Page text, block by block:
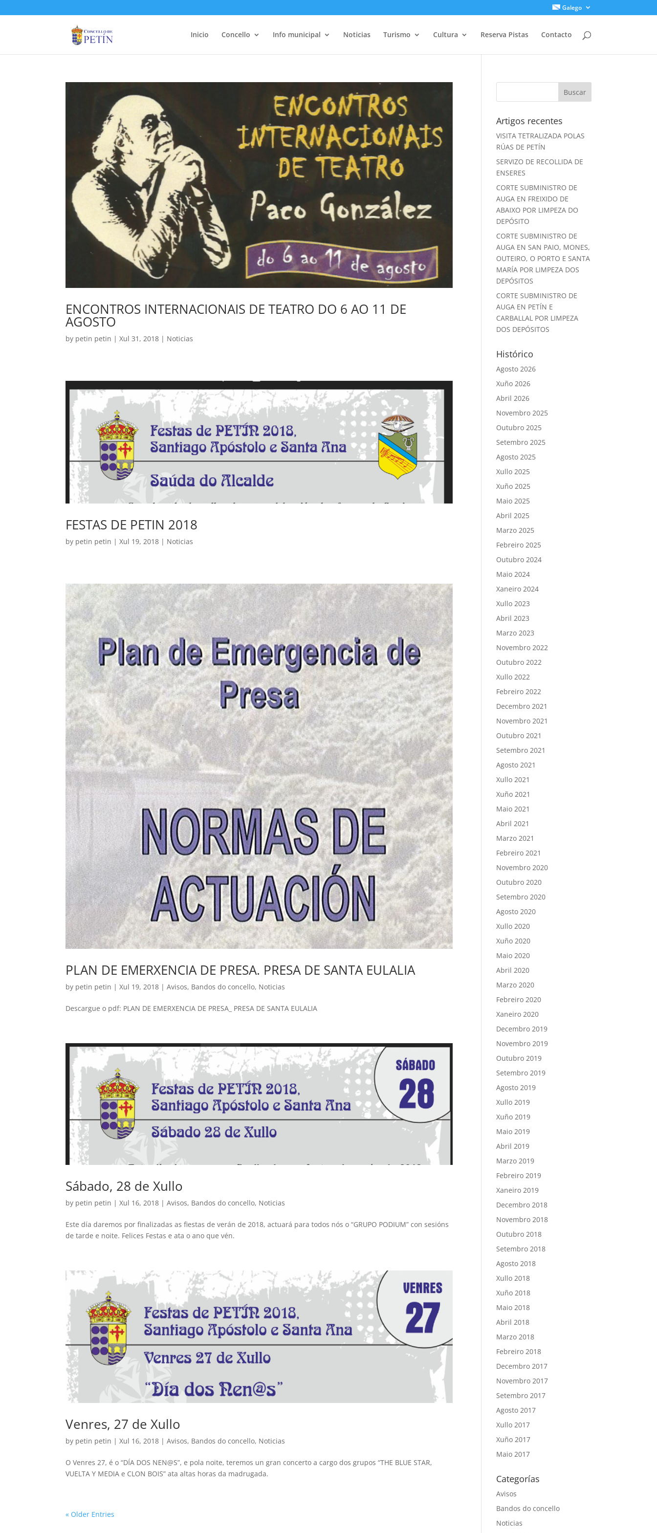
Galego
Inicio Concello Info municipal Noticias Turismo Cultura Reserva Pistas Contacto
ENCONTROS INTERNACIONAIS DE TEATRO DO 6 AO 11 DE
AGOSTO
by petin petin |Xul 31, 2018 | Noticias
FESTAS DE PETIN 2018
by petin petin |Xul 19, 2018 | Noticias
PLAN DE EMERXENCIA DE PRESA. PRESA DE SANTA EULALIA
by petin petin |Xul 19, 2018 |Avisos, Bandos do concello, Noticias
Descargue o pdf: PLAN DE EMERXENCIA DE PRESA_ PRESA DE SANTA EULALIA
Sábado, 28 de Xullo
by petin petin |Xul 16, 2018 |Avisos, Bandos do concello, Noticias
Este día daremos por finalizadas as fiestas de verán de 2018, actuará para todos nós o “GRUPO PODIUM” con sesións
de tarde e noite. Felices Festas e ata o ano que vén.
Venres, 27 de Xullo
by petin petin |Xul 16, 2018 |Avisos, Bandos do concello, Noticias
O Venres 27, é o “DÍA DOS NEN@S”, e pola noite, teremos un gran concerto a cargo dos grupos “THE BLUE STAR,
VUELTA Y MEDIA e CLON BOIS” ata altas horas da madrugada.
« Older Entries
Artigos recentes
VISITA TETRALIZADA POLAS
RÚAS DE PETÍN
SERVIZO DE RECOLLIDA DE
ENSERES
CORTE SUBMINISTRO DE
AUGA EN FREIXIDO DE
ABAIXO POR LIMPEZA DO
DEPÓSITO
CORTE SUBMINISTRO DE
AUGA EN SAN PAIO, MONES,
OUTEIRO, O PORTO E SANTA
MARÍA POR LIMPEZA DOS
DEPÓSITOS
CORTE SUBMINISTRO DE
AUGA EN PETÍN E
CARBALLAL POR LIMPEZA
DOS DEPÓSITOS
Histórico
Agosto 2026
Xuño 2026
Abril 2026
Novembro 2025
Outubro 2025
Setembro 2025
Agosto 2025
Xullo 2025
Xuño 2025
Maio 2025
Abril 2025
Marzo 2025
Febreiro 2025
Outubro 2024
Maio 2024
Xaneiro 2024
Xullo 2023
Abril 2023
Marzo 2023
Novembro 2022
Outubro 2022
Xullo 2022
Febreiro 2022
Decembro 2021
Novembro 2021
Outubro 2021
Setembro 2021
Agosto 2021
Xullo 2021
Xuño 2021
Maio 2021
Abril 2021
Marzo 2021
Febreiro 2021
Novembro 2020
Outubro 2020
Setembro 2020
Agosto 2020
Xullo 2020
Xuño 2020
Maio 2020
Abril 2020
Marzo 2020
Febreiro 2020
Xaneiro 2020
Decembro 2019
Novembro 2019
Outubro 2019
Setembro 2019
Agosto 2019
Xullo 2019
Xuño 2019
Maio 2019
Abril 2019
Marzo 2019
Febreiro 2019
Xaneiro 2019
Decembro 2018
Novembro 2018
Outubro 2018
Setembro 2018
Agosto 2018
Xullo 2018
Xuño 2018
Maio 2018
Abril 2018
Marzo 2018
Febreiro 2018
Decembro 2017
Novembro 2017
Setembro 2017
Agosto 2017
Xullo 2017
Xuño 2017
Maio 2017
Categorías
Avisos
Bandos do concello
Noticias